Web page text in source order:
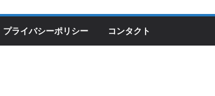
プライバシーポリシー コンタクト